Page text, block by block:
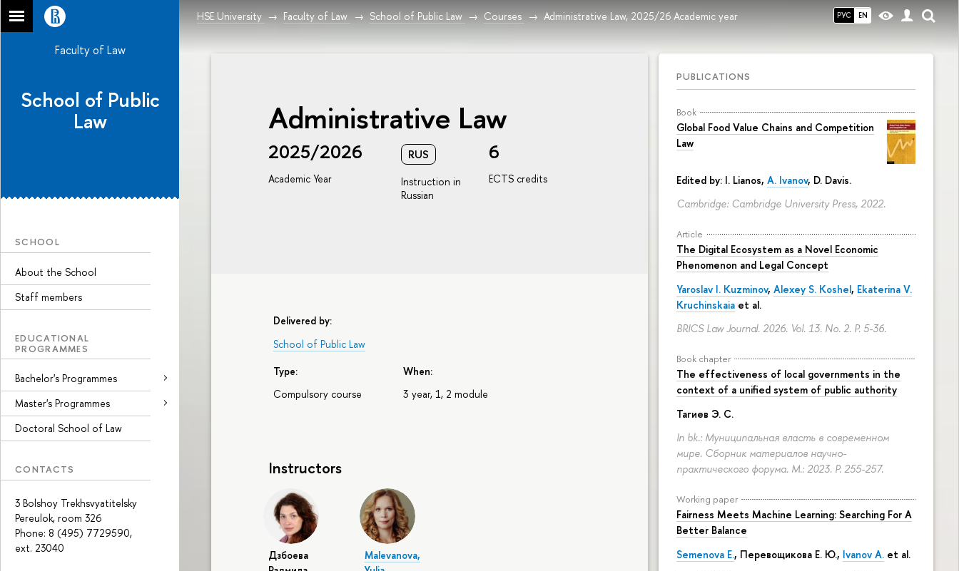
РУС EN
HSE University Faculty of Law School of Public Law Courses Administrative Law, 2025/26 Academic year
Faculty of Law
School of Public
Law
SCHOOL
About the School
Staff members
EDUCATIONAL
PROGRAMMES
Bachelor's Programmes
Master's Programmes
Doctoral School of Law
CONTACTS
3 Bolshoy Trekhsvyatitelsky
Pereulok, room 326
Phone: 8 (495) 7729590,
ext. 23040
PUBLICATIONS
Book
Global Food Value Chains and Competition
Law
Edited by: I. Lianos, A. Ivanov, D. Davis.
Cambridge: Cambridge University Press, 2022.
Article
The Digital Ecosystem as a Novel Economic
Phenomenon and Legal Concept
Yaroslav I. Kuzminov, Alexey S. Koshel, Ekaterina V.
Kruchinskaia et al.
BRICS Law Journal. 2026. Vol. 13. No. 2. P. 5-36.
Book chapter
The effectiveness of local governments in the
context of a unified system of public authority
Тагиев Э. С.
In bk.: Муниципальная власть в современном
мире. Сборник материалов научно-
практического форума. M.: 2023. P. 255-257.
Working paper
Fairness Meets Machine Learning: Searching For A
Better Balance
Semenova E., Перевощикова Е. Ю., Ivanov A. et al.
Administrative Law
2025/2026
Academic Year
RUS
Instruction in
Russian
6
ECTS credits
Delivered by:
School of Public Law
Type:
Compulsory course
When:
3 year, 1, 2 module
Instructors
Дзбоева
Malevanova,